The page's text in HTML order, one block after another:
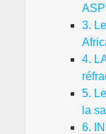
3.
4.
5.
la
6.